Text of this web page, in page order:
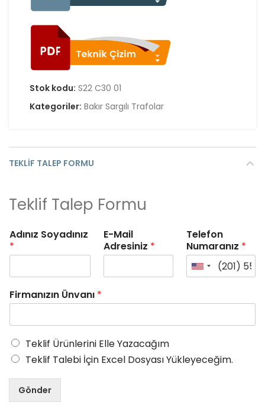
Stok kodu: S22 C30 01
Kategoriler: Bakır Sargılı Trafolar
TEKLIF TALEP FORMU
Teklif Talep Formu
Adınız Soyadınız
*
E-Mail
Adresiniz *
Telefon
Numaranız *
Firmanızın Ünvanı *
Teklif Ürünlerini Elle Yazacağım
Teklif Talebi İçin Excel Dosyası Yükleyeceğim.
Gönder